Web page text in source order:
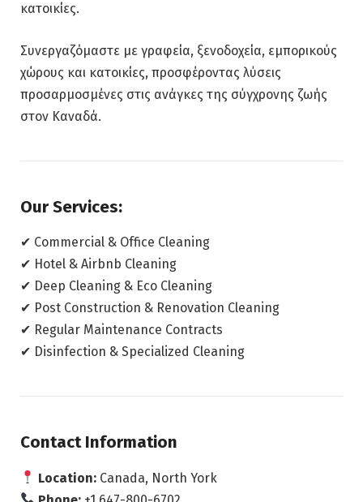
κατοικίες.
Συνεργαζόμαστε με γραφεία, ξενοδοχεία, εμπορικούς
χώρους και κατοικίες, προσφέροντας λύσεις
προσαρμοσμένες στις ανάγκες της σύγχρονης ζωής
στον Καναδά.
Our Services:
✔ Commercial & Office Cleaning
✔ Hotel & Airbnb Cleaning
✔ Deep Cleaning & Eco Cleaning
✔ Post Construction & Renovation Cleaning
✔ Regular Maintenance Contracts
✔ Disinfection & Specialized Cleaning
Contact Information
Location: Canada, North York